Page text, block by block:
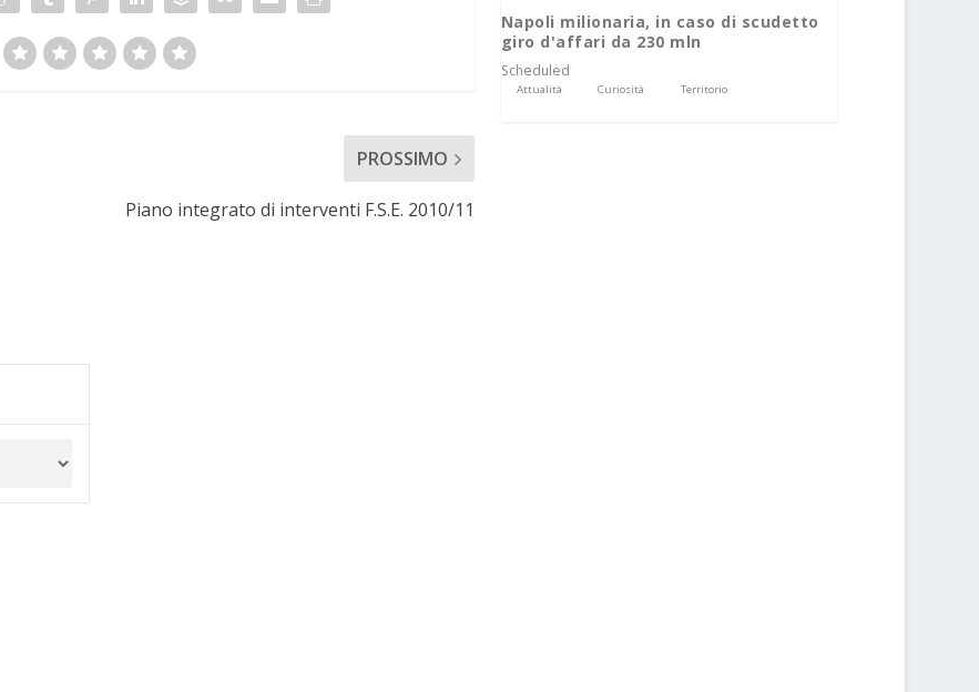
PROSSIMO
Piano integrato di interventi F.S.E. 2010/11
Napoli milionaria, in caso di scudetto
giro d'affari da 230 mln
Scheduled
Attualità Curiosità Territorio